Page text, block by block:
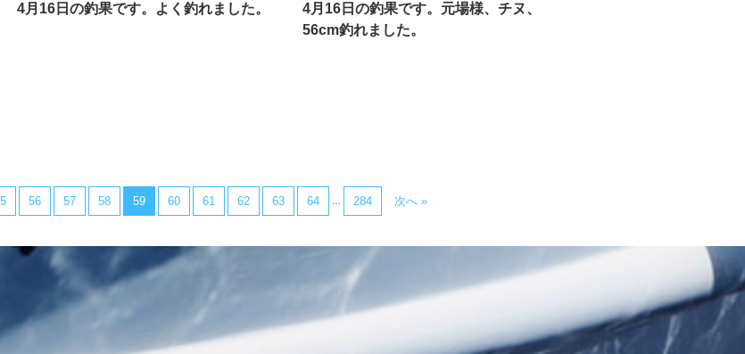
4月16日の釣果です。よく釣れました。
4月16日の釣果です。元場様、チヌ、
56cm釣れました。
56 57 58 59 60 61 62 63 64 284 次へ »